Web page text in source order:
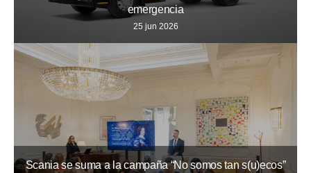
emergencia
25 jun 2026
Scania se suma a la campaña “No somos tan s(u)ecos”